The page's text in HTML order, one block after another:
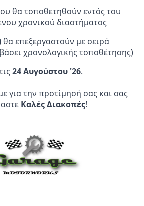
89,00 €.
έχει
πολλαπλές
παραλλαγές.
Οι
επιλογές
μπορούν
επιλεγούν
στη
προϊόντος
Αντιπρόσωπος:
Service Point:
| ΑΝΑΚΑΛΥΨΤΕ
ΠΡΟΪΟΝΤΑ
θα τοποθετηθούν εντός του
χρονικού διαστήματος
θα επεξεργαστούν με σειρά
χρονολογικής τοποθέτησης)
24 Αυγούστου '26.
για την προτίμησή σας και σας
Καλές Διακοπές!